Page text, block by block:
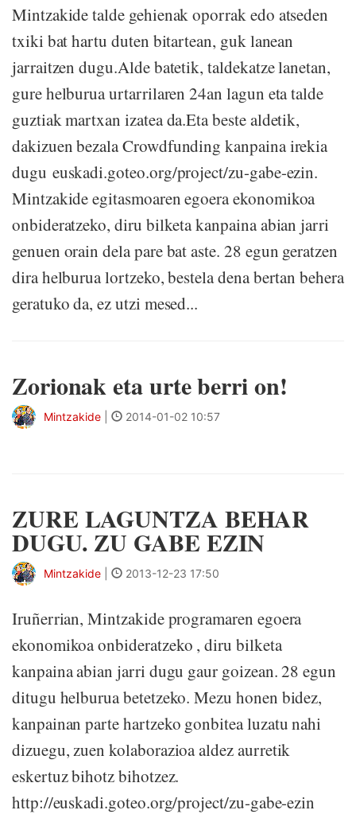
Mintzakide talde gehienak oporrak edo atseden
txiki bat hartu duten bitartean, guk lanean
jarraitzen dugu.Alde batetik, taldekatze lanetan,
gure helburua urtarrilaren 24an lagun eta talde
guztiak martxan izatea da.Eta beste aldetik,
dakizuen bezala Crowdfunding kanpaina irekia
dugu euskadi.goteo.org/project/zu-gabe-ezin.
Mintzakide egitasmoaren egoera ekonomikoa
onbideratzeko, diru bilketa kanpaina abian jarri
genuen orain dela pare bat aste. 28 egun geratzen
dira helburua lortzeko, bestela dena bertan behera
geratuko da, ez utzi mesed...
Zorionak eta urte berri on!
Mintzakide 2014-01-02 10:57
ZURE LAGUNTZA BEHAR
DUGU. ZU GABE EZIN
Mintzakide 2013-12-23 17:50
Iruñerrian, Mintzakide programaren egoera
ekonomikoa onbideratzeko , diru bilketa
kanpaina abian jarri dugu gaur goizean. 28 egun
ditugu helburua betetzeko. Mezu honen bidez,
kanpainan parte hartzeko gonbitea luzatu nahi
dizuegu, zuen kolaborazioa aldez aurretik
eskertuz bihotz bihotzez.
http://euskadi.goteo.org/project/zu-gabe-ezin